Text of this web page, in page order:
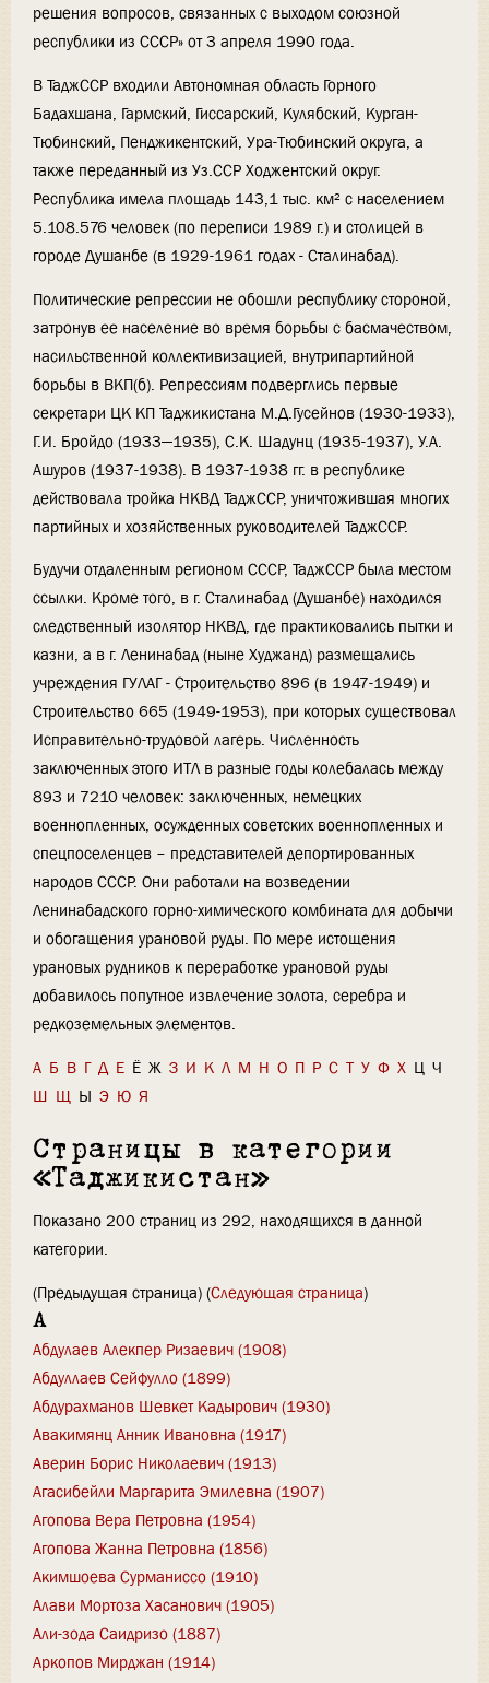
решения вопросов, связанных с выходом союзной
республики из СССР» от 3 апреля 1990 года.
В ТаджССР входили Автономная область Горного
Бадахшана, Гармский, Гиссарский, Кулябский, Курган-
Тюбинский, Пенджикентский, Ура-Тюбинский округа, а
также переданный из Уз.ССР Ходжентский округ.
Республика имела площадь 143,1 тыс. км² с населением
5.108.576 человек (по переписи 1989 г.) и столицей в
городе Душанбе (в 1929-1961 годах - Сталинабад).
Политические репрессии не обошли республику стороной,
затронув ее население во время борьбы с басмачеством,
насильственной коллективизацией, внутрипартийной
борьбы в ВКП(б). Репрессиям подверглись первые
секретари ЦК КП Таджикистана М.Д.Гусейнов (1930-1933),
Г.И. Бройдо (1933—1935), С.К. Шадунц (1935-1937), У.А.
Ашуров (1937-1938). В 1937-1938 гг. в республике
действовала тройка НКВД ТаджССР, уничтожившая многих
партийных и хозяйственных руководителей ТаджССР.
Будучи отдаленным регионом СССР, ТаджССР была местом
ссылки. Кроме того, в г. Сталинабад (Душанбе) находился
следственный изолятор НКВД, где практиковались пытки и
казни, а в г. Ленинабад (ныне Худжанд) размещались
учреждения ГУЛАГ - Строительство 896 (в 1947-1949) и
Строительство 665 (1949-1953), при которых существовал
Исправительно-трудовой лагерь. Численность
заключенных этого ИТЛ в разные годы колебалась между
893 и 7210 человек: заключенных, немецких
военнопленных, осужденных советских военнопленных и
спецпоселенцев – представителей депортированных
народов СССР. Они работали на возведении
Ленинабадского горно-химического комбината для добычи
и обогащения урановой руды. По мере истощения
урановых рудников к переработке урановой руды
добавилось попутное извлечение золота, серебра и
редкоземельных элементов.
А Б В Г Д Е Ё Ж З И К Л М Н О П Р С Т У Ф Х Ц Ч
Ш Щ Ы Э Ю Я
Страницы в категории
«Таджикистан»
Показано 200 страниц из 292, находящихся в данной
категории.
(Предыдущая страница) (Следующая страница)
А
Абдулаев Алекпер Ризаевич (1908)
Абдуллаев Сейфулло (1899)
Абдурахманов Шевкет Кадырович (1930)
Авакимянц Анник Ивановна (1917)
Аверин Борис Николаевич (1913)
Агасибейли Маргарита Эмилевна (1907)
Агопова Вера Петровна (1954)
Агопова Жанна Петровна (1856)
Акимшоева Сурманиссо (1910)
Алави Мортоза Хасанович (1905)
Али-зода Саидризо (1887)
Аркопов Мирджан (1914)